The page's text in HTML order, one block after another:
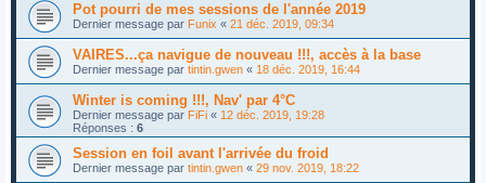
Pot pourri de mes sessions de l'année 2019
Dernier message par Funix « 21 déc. 2019, 09:34
VAIRES...ça navigue de nouveau !!!, accès à la base
Dernier message par tintin.gwen « 18 déc. 2019, 16:44
Winter is coming !!!, Nav' par 4°C
Dernier message par FiFi « 12 déc. 2019, 19:28
Réponses : 6
Session en foil avant l'arrivée du froid
Dernier message par tintin.gwen « 29 nov. 2019, 18:22